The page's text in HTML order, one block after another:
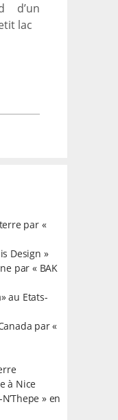
d’un
lac
par «
Design »
par « BAK
au Etats-
par «
à Nice
» en